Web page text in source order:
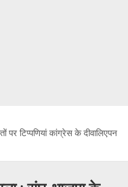
पर टिप्पणियां कांग्रेस के दीवालिएपन